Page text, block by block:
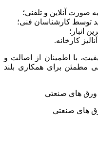
صورت آنلاین و تلفنی؛
توسط کارشناسان فنی؛
انبار؛
کارخانه.
با اطمینان از اصالت و
مطمئن برای همکاری بلند
های صنعتی